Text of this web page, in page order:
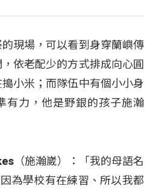
現場，可以看到身穿蘭嶼傳
依老配少的方式排成向心圓
小米；而隊伍中有個小小身
有力，他是野銀的孩子施瀚
（施瀚崴）：「我的母語名
為學校有在練習、所以我都